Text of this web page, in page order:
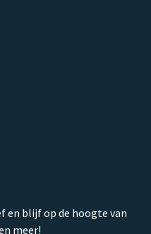
en blijf op de hoogte van
meer!